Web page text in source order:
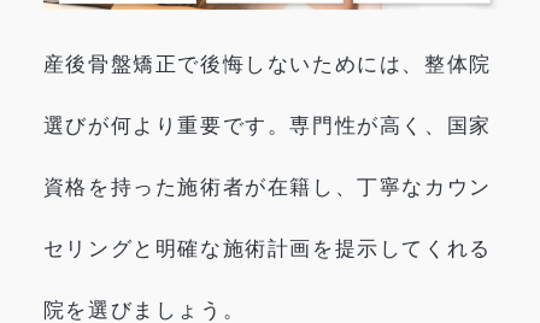
産後骨盤矯正で後悔しないためには、整体院
選びが何より重要です。専門性が高く、国家
資格を持った施術者が在籍し、丁寧なカウン
セリングと明確な施術計画を提示してくれる
院を選びましょう。